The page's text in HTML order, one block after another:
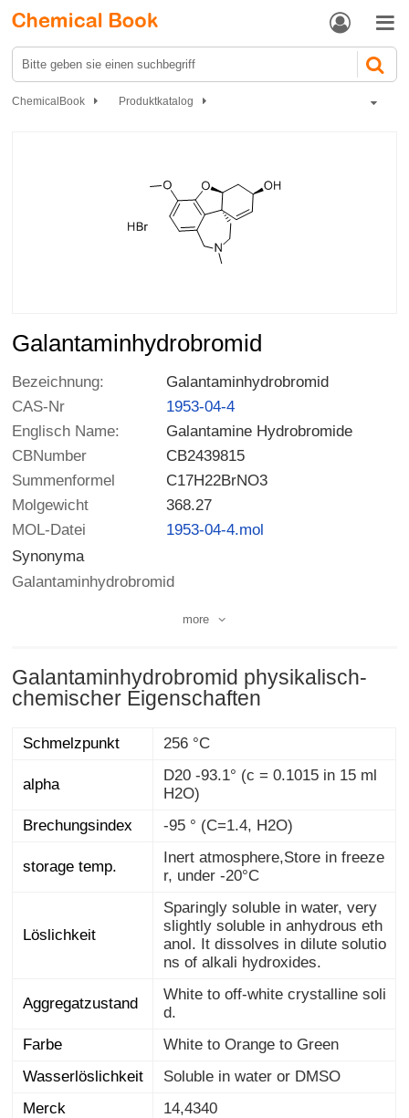
 
ChemicalBook
Produktkatalog
Galantaminhydrobromid
Bezeichnung:
Galantaminhydrobromid
CAS-Nr
1953-04-4
Englisch Name:
Galantamine Hydrobromide
CBNumber
CB2439815
Summenformel
C17H22BrNO3
Molgewicht
368.27
MOL-Datei
1953-04-4.mol
Synonyma
Galantaminhydrobromid
more
Galantaminhydrobromid physikalisch-
chemischer Eigenschaften
Schmelzpunkt 256 °C
alpha
D20 -93.1° (c = 0.1015 in 15 ml
H2O)
Brechungsindex
-95 ° (C=1.4, H2O)
storage temp.
Inert atmosphere,Store in freeze
r, under -20°C
Löslichkeit
Sparingly soluble in water, very
slightly soluble in anhydrous eth
anol. It dissolves in dilute solutio
ns of alkali hydroxides.
Aggregatzustand
White to off-white crystalline soli
d.
Farbe
White to Orange to Green
Wasserlöslichkeit
Soluble in water or DMSO
Merck
14,4340